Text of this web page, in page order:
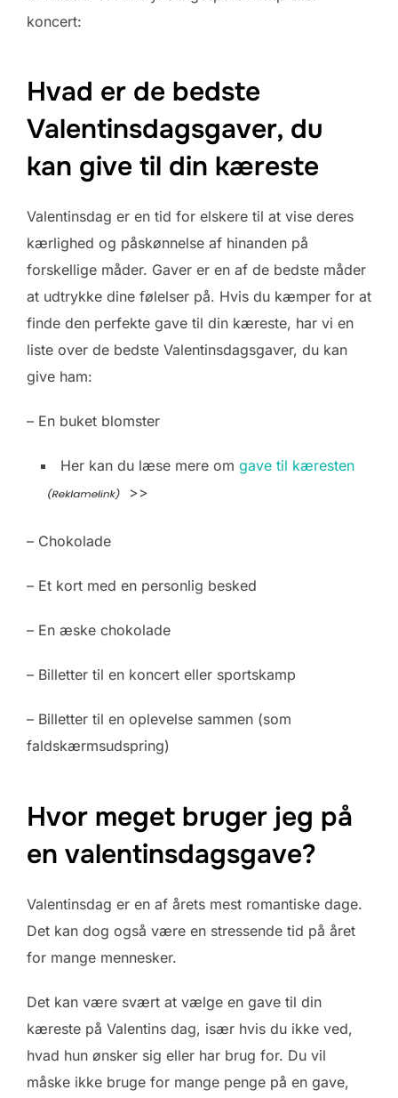
koncert:
Hvad er de bedste
Valentinsdagsgaver, du
kan give til din kæreste
Valentinsdag er en tid for elskere til at vise deres
kærlighed og påskønnelse af hinanden på
forskellige måder. Gaver er en af de bedste måder
at udtrykke dine følelser på. Hvis du kæmper for at
finde den perfekte gave til din kæreste, har vi en
liste over de bedste Valentinsdagsgaver, du kan
give ham:
– En buket blomster
Her kan du læse mere om gave til kæresten
>>
– Chokolade
– Et kort med en personlig besked
– En æske chokolade
– Billetter til en koncert eller sportskamp
– Billetter til en oplevelse sammen (som
faldskærmsudspring)
Hvor meget bruger jeg på
en valentinsdagsgave?
Valentinsdag er en af årets mest romantiske dage.
Det kan dog også være en stressende tid på året
for mange mennesker.
Det kan være svært at vælge en gave til din
kæreste på Valentins dag, især hvis du ikke ved,
hvad hun ønsker sig eller har brug for. Du vil
måske ikke bruge for mange penge på en gave,